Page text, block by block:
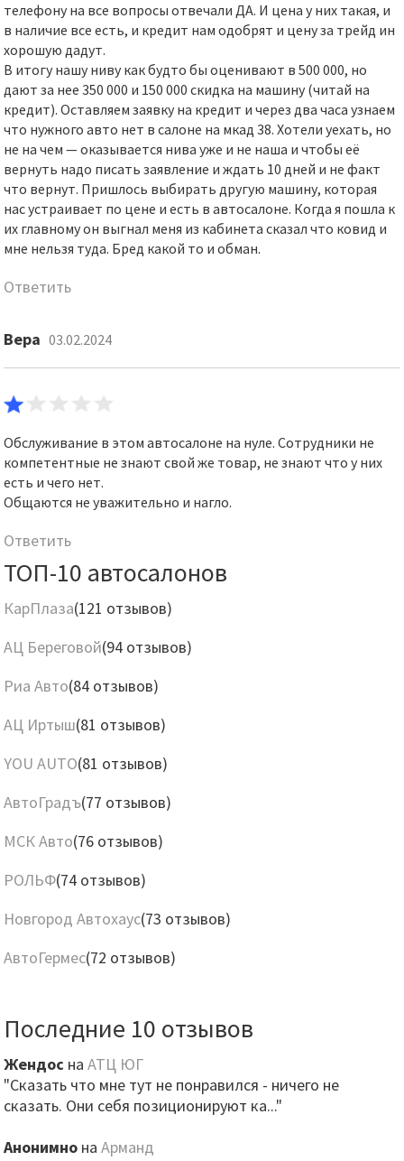
телефону на все вопросы отвечали ДА. И цена у них такая, и
в наличие все есть, и кредит нам одобрят и цену за трейд ин
хорошую дадут.
В итогу нашу ниву как будто бы оценивают в 500 000, но
дают за нее 350 000 и 150 000 скидка на машину (читай на
кредит). Оставляем заявку на кредит и через два часа узнаем
что нужного авто нет в салоне на мкад 38. Хотели уехать, но
не на чем — оказывается нива уже и не наша и чтобы её
вернуть надо писать заявление и ждать 10 дней и не факт
что вернут. Пришлось выбирать другую машину, которая
нас устраивает по цене и есть в автосалоне. Когда я пошла к
их главному он выгнал меня из кабинета сказал что ковид и
мне нельзя туда. Бред какой то и обман.
Ответить
Вера 03.02.2024
Обслуживание в этом автосалоне на нуле. Сотрудники не
компетентные не знают свой же товар, не знают что у них
есть и чего нет.
Общаются не уважительно и нагло.
Ответить
ТОП-10 автосалонов
КарПлаза(121 отзывов)
АЦ Береговой(94 отзывов)
Риа Авто(84 отзывов)
АЦ Иртыш(81 отзывов)
YOU AUTO(81 отзывов)
АвтоГрадъ(77 отзывов)
МСК Авто(76 отзывов)
РОЛЬФ(74 отзывов)
Новгород Автохаус(73 отзывов)
АвтоГермес(72 отзывов)
Последние 10 отзывов
Жендос наАТЦ ЮГ
"Сказать что мне тут не понравился - ничего не
сказать. Они себя позиционируют ка..."
Анонимно наАрманд